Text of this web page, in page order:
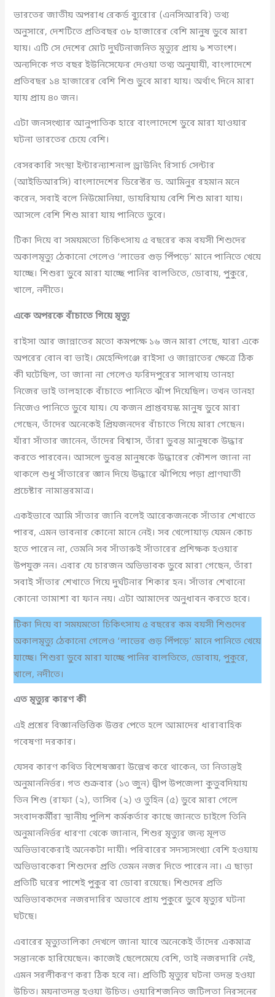
ভারতের জাতীয় অপরাধ রেকর্ড ব্যুরোর (এনসিআরবি) তথ্য
অনুসারে, দেশটিতে প্রতিবছর ৩৮ হাজারের বেশি মানুষ ডুবে মারা
যায়। এটি সে দেশের মোট দুর্ঘটনাজনিত মৃত্যুর প্রায় ৯ শতাংশ।
অন্যদিকে গত বছর ইউনিসেফের দেওয়া তথ্য অনুযায়ী, বাংলাদেশে
প্রতিবছর ১৪ হাজারের বেশি শিশু ডুবে মারা যায়। অর্থাৎ দিনে মারা
যায় প্রায় ৪০ জন।
এটা জনসংখ্যার আনুপাতিক হারে বাংলাদেশে ডুবে মারা যাওয়ার
ঘটনা ভারতের চেয়ে বেশি।
বেসরকারি সংস্থা ইন্টারন্যাশনাল ড্রাউনিং রিসার্চ সেন্টার
(আইডিআরসি) বাংলাদেশের ডিরেক্টর ড. আমিনুর রহমান মনে
করেন, সবাই বলে নিউমোনিয়া, ডায়রিয়ায় বেশি শিশু মারা যায়।
আসলে বেশি শিশু মারা যায় পানিতে ডুবে।
টিকা দিয়ে বা সময়মতো চিকিৎসায় ৫ বছরের কম বয়সী শিশুদের
অকালমৃত্যু ঠেকানো গেলেও ‘লাভের গুড় পিঁপড়ে’ মানে পানিতে খেয়ে
যাচ্ছে। শিশুরা ডুবে মারা যাচ্ছে পানির বালতিতে, ডোবায়, পুকুরে,
খালে, নদীতে।
একে অপরকে বাঁচাতে গিয়ে মৃত্যু
রাইসা আর জান্নাতের মতো কমপক্ষে ১৬ জন মারা গেছে, যারা একে
অপরের বোন বা ভাই। মেহেন্দিগঞ্জে রাইসা ও জান্নাতের ক্ষেত্রে ঠিক
কী ঘটেছিল, তা জানা না গেলেও ফরিদপুরের সালথায় তানহা
নিজের ভাই তালহাকে বাঁচাতে পানিতে ঝাঁপ দিয়েছিল। তখন তানহা
নিজেও পানিতে ডুবে যায়। যে কজন প্রাপ্তবয়স্ক মানুষ ডুবে মারা
গেছেন, তাঁদের অনেকেই প্রিয়জনদের বাঁচাতে গিয়ে মারা গেছেন।
যাঁরা সাঁতার জানেন, তাঁদের বিশ্বাস, তাঁরা ডুবন্ত মানুষকে উদ্ধার
করতে পারবেন। আসলে ডুবন্ত মানুষকে উদ্ধারের কৌশল জানা না
থাকলে শুধু সাঁতারের জ্ঞান দিয়ে উদ্ধারে ঝাঁপিয়ে পড়া প্রাণঘাতী
প্রচেষ্টার নামান্তরমাত্র।
একইভাবে আমি সাঁতার জানি বলেই আরেকজনকে সাঁতার শেখাতে
পারব, এমন ভাবনার কোনো মানে নেই। সব খেলোয়াড় যেমন কোচ
হতে পারেন না, তেমনি সব সাঁতারুই সাঁতারের প্রশিক্ষক হওয়ার
উপযুক্ত নন। এবার যে চারজন অভিভাবক ডুবে মারা গেছেন, তাঁরা
সবাই সাঁতার শেখাতে গিয়ে দুর্ঘটনার শিকার হন। সাঁতার শেখানো
কোনো তামাশা বা ফান নয়। এটা আমাদের অনুধাবন করতে হবে।
টিকা দিয়ে বা সময়মতো চিকিৎসায় ৫ বছরের কম বয়সী শিশুদের
অকালমৃত্যু ঠেকানো গেলেও ‘লাভের গুড় পিঁপড়ে’ মানে পানিতে খেয়ে
যাচ্ছে। শিশুরা ডুবে মারা যাচ্ছে পানির বালতিতে, ডোবায়, পুকুরে,
খালে, নদীতে।
এত মৃত্যুর কারণ কী
এই প্রশ্নের বিজ্ঞানভিত্তিক উত্তর পেতে হলে আমাদের ধারাবাহিক
গবেষণা দরকার।
যেসব কারণ কথিত বিশেষজ্ঞরা উল্লেখ করে থাকেন, তা নিতান্তই
অনুমাননির্ভর। গত শুক্রবার (১৩ জুন) দ্বীপ উপজেলা কুতুবদিয়ায়
তিন শিশু (রাফা (২), তাসিব (২) ও তুহিন (৫) ডুবে মারা গেলে
সংবাদকর্মীরা স্থানীয় পুলিশ কর্মকর্তার কাছে জানতে চাইলে তিনি
অনুমাননির্ভর ধারণা থেকে জানান, শিশুর মৃত্যুর জন্য মূলত
অভিভাবকেরাই অনেকটা দায়ী। পরিবারের সদস্যসংখ্যা বেশি হওয়ায়
অভিভাবকেরা শিশুদের প্রতি তেমন নজর দিতে পারেন না। এ ছাড়া
প্রতিটি ঘরের পাশেই পুকুর বা ডোবা রয়েছে। শিশুদের প্রতি
অভিভাবকদের নজরদারির অভাবে প্রায় পুকুরে ডুবে মৃত্যুর ঘটনা
ঘটছে।
এবারের মৃত্যুতালিকা দেখলে জানা যাবে অনেকেই তাঁদের একমাত্র
সন্তানকে হারিয়েছেন। কাজেই ছেলেমেয়ে বেশি, তাই নজরদারি নেই,
এমন সরলীকরণ করা ঠিক হবে না। প্রতিটি মৃত্যুর ঘটনা তদন্ত হওয়া
উচিত। ময়নাতদন্ত হওয়া উচিত। ওয়ারিশজনিত জটিলতা নিরসনের